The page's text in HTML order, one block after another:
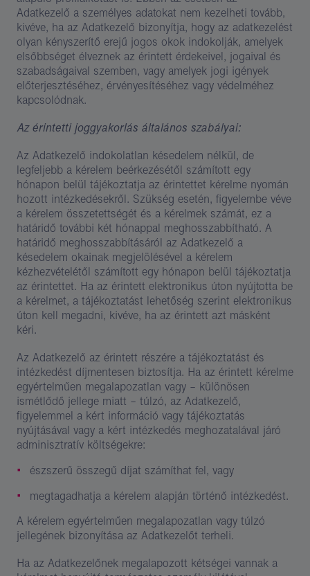
Adatkezelő a személyes adatokat nem kezelheti tovább,
kivéve, ha az Adatkezelő bizonyítja, hogy az adatkezelést
olyan kényszerítő erejű jogos okok indokolják, amelyek
elsőbbséget élveznek az érintett érdekeivel, jogaival és
szabadságaival szemben, vagy amelyek jogi igények
előterjesztéséhez, érvényesítéséhez vagy védelméhez
kapcsolódnak.
Az érintetti joggyakorlás általános szabályai:
Az Adatkezelő indokolatlan késedelem nélkül, de
legfeljebb a kérelem beérkezésétől számított egy
hónapon belül tájékoztatja az érintettet kérelme nyomán
hozott intézkedésekről. Szükség esetén, figyelembe véve
a kérelem összetettségét és a kérelmek számát, ez a
határidő további két hónappal meghosszabbítható. A
határidő meghosszabbításáról az Adatkezelő a
késedelem okainak megjelölésével a kérelem
kézhezvételétől számított egy hónapon belül tájékoztatja
az érintettet. Ha az érintett elektronikus úton nyújtotta be
a kérelmet, a tájékoztatást lehetőség szerint elektronikus
úton kell megadni, kivéve, ha az érintett azt másként
kéri.
Az Adatkezelő az érintett részére a tájékoztatást és
intézkedést díjmentesen biztosítja. Ha az érintett kérelme
egyértelműen megalapozatlan vagy – különösen
ismétlődő jellege miatt – túlzó, az Adatkezelő,
figyelemmel a kért információ vagy tájékoztatás
nyújtásával vagy a kért intézkedés meghozatalával járó
adminisztratív költségekre:
észszerű összegű díjat számíthat fel, vagy
megtagadhatja a kérelem alapján történő intézkedést.
A kérelem egyértelműen megalapozatlan vagy túlzó
jellegének bizonyítása az Adatkezelőt terheli.
Ha az Adatkezelőnek megalapozott kétségei vannak a